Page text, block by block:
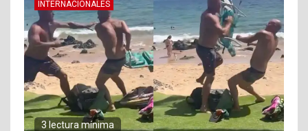
INTERNACIONALES
3 lectura mínima